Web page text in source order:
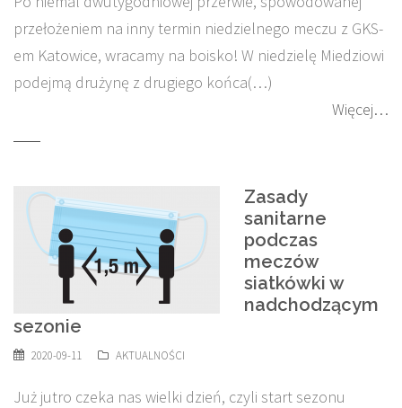
przełożeniem na inny termin niedzielnego meczu z GKS-
em Katowice, wracamy na boisko! W niedzielę Miedziowi
podejmą drużynę z drugiego końca(…)
Więcej…
Zasady
sanitarne
podczas
meczów
siatkówki w
nadchodzącym
sezonie
2020-09-11 AKTUALNOŚCI
Już jutro czeka nas wielki dzień, czyli start sezonu